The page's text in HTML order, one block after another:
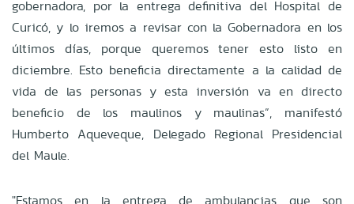
gobernadora, por la entrega definitiva del Hospital de
Curicó, y lo iremos a revisar con la Gobernadora en los
últimos días, porque queremos tener esto listo en
diciembre. Esto beneficia directamente a la calidad de
vida de las personas y esta inversión va en directo
beneficio de los maulinos y maulinas”, manifestó
Humberto Aqueveque, Delegado Regional Presidencial
del Maule.
"Estamos en la entrega de ambulancias que son